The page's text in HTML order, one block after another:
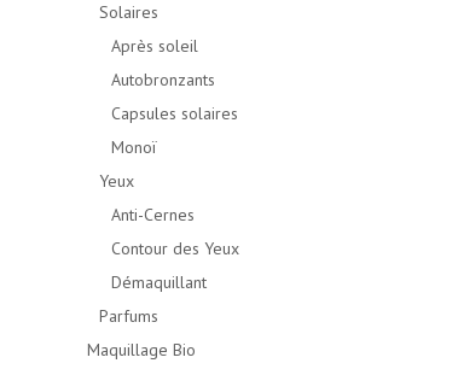
Solaires
Après soleil
Autobronzants
Capsules solaires
Monoï
Yeux
Anti-Cernes
Contour des Yeux
Démaquillant
Parfums
Maquillage Bio